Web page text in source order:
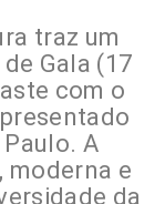
traz um
Gala (17
com o
A
moderna e
da